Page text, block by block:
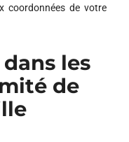
coordonnées de votre
les
de